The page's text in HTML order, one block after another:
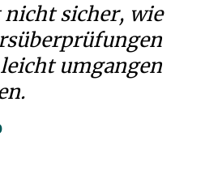
sicher, wie
umgangen